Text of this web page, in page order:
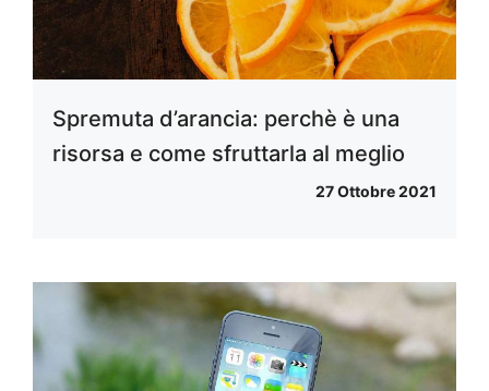
Spremuta d’arancia: perchè è una
risorsa e come sfruttarla al meglio
27 Ottobre 2021